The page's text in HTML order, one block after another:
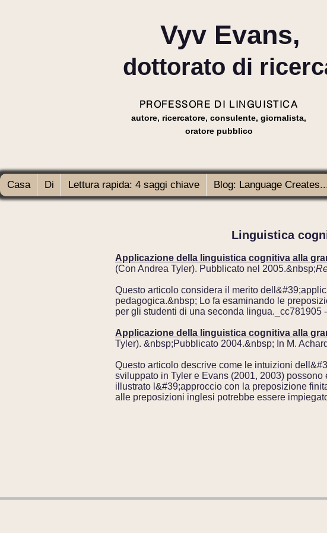
PROFESSORE DI LINGUISTICA
autore, ricercatore, consulente, giornalista,
oratore pubblico
Vyv Evans,
dottorato di
Casa Di Lettura rapida: 4 saggi chiave Blog: Language
Linguistica
Applicazione della linguistica cognitiva alla
(Con Andrea Tyler). Pubblicato nel 2005.&nbsp;
Questo articolo considera il merito
pedagogica.&nbsp; Lo fa esaminando le
per gli studenti di una seconda lingua._cc781905
Applicazione della linguistica cognitiva alla
Tyler). &nbsp;Pubblicato 2004.&nbsp; In M.
Questo articolo descrive come le intuizioni
sviluppato in Tyler e Evans (2001, 2003)
illustrato l&#39;approccio con la preposizione
alle preposizioni inglesi potrebbe essere